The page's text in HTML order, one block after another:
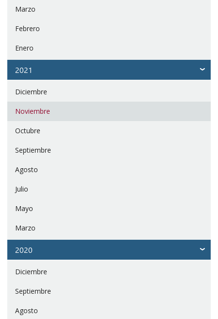
Marzo
Febrero
Enero
2021
Diciembre
Noviembre
Octubre
Septiembre
Agosto
Julio
Mayo
Marzo
2020
Diciembre
Septiembre
Agosto